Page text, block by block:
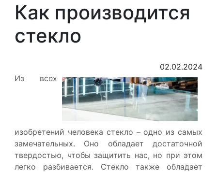
Как производится
стекло
02.02.2024
Из всех
изобретений человека стекло – одно из самых
замечательных. Оно обладает достаточной
твердостью, чтобы защитить нас, но при этом
легко разбивается. Стекло также обладает